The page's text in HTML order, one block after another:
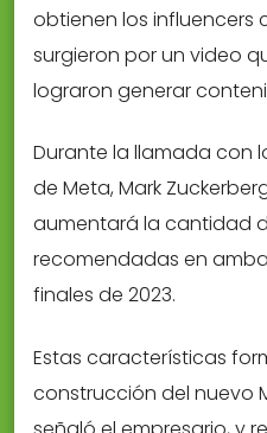
obtienen los influencers
surgieron por un video
lograron generar
Durante la llamada con
de Meta, Mark
aumentará la cantidad
recomendadas en
finales de 2023.
Estas características
construcción del nuevo